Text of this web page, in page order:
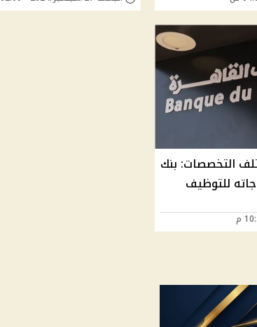
التخصصات: بنك
للتوظيف